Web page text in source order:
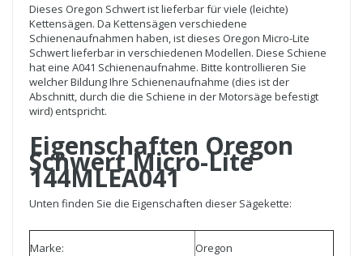
Dieses Oregon Schwert ist lieferbar für viele (leichte)
Kettensägen. Da Kettensägen verschiedene
Schienenaufnahmen haben, ist dieses Oregon Micro-Lite
Schwert lieferbar in verschiedenen Modellen. Diese Schiene
hat eine A041 Schienenaufnahme. Bitte kontrollieren Sie
welcher Bildung Ihre Schienenaufnahme (dies ist der
Abschnitt, durch die die Schiene in der Motorsäge befestigt
wird) entspricht.
Eigenschaften Oregon
Schwert Micro-Lite
144MLEA041
Unten finden Sie die Eigenschaften dieser Sägekette:
Marke: Oregon